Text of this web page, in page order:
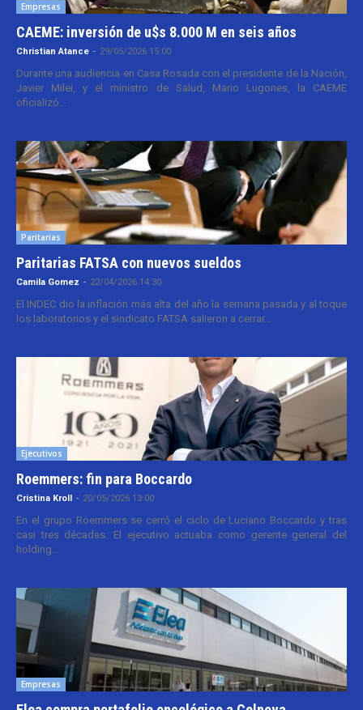
Empresas
CAEME: inversión de u$s 8.000 M en seis años
Christian Atance - 29/05/2026 15:00
Durante una audiencia en Casa Rosada con el presidente de la Nación,
Javier Milei, y el ministro de Salud, Mario Lugones, la CAEME
oficializó...
Paritarias
Paritarias FATSA con nuevos sueldos
Camila Gomez - 22/04/2026 14:30
El INDEC dio la inflación más alta del año la semana pasada y al toque
los laboratorios y el sindicato FATSA salieron a cerrar...
Ejecutivos
Roemmers: fin para Boccardo
Cristina Kroll - 20/05/2026 13:00
En el grupo Roemmers se cerró el ciclo de Luciano Boccardo y tras
casi tres décadas. El ejecutivo actuaba como gerente general del
holding...
Empresas